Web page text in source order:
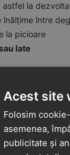
la
între
la picioare
late
Acest site
Folosim
asemenea,
publicitate și